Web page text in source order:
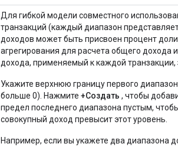
Для гибкой модели совместного
транзакций (каждый диапазон
доходов может быть присвоен процент
агрегирования для расчета общего дохода
дохода, применяемый к каждой транзакции,
Укажите верхнюю границу первого
больше 0). Нажмите +Создать , чтобы
предел последнего диапазона пустым,
совокупный доход превысит этот уровень.
Например, если вы укажете два диапазона